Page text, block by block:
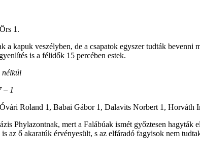
1.
a kapuk veszélyben, de a csapatok egyszer tudták
is a félidők 15 percében estek.
nélkül
– 1
Roland 1, Babai Gábor 1, Dalavits Norbert 1, Horváth
Phylazontnak, mert a Falábúak ismét győztesen
az ő akaratúk érvényesült, s az elfáradó fagyisok nem